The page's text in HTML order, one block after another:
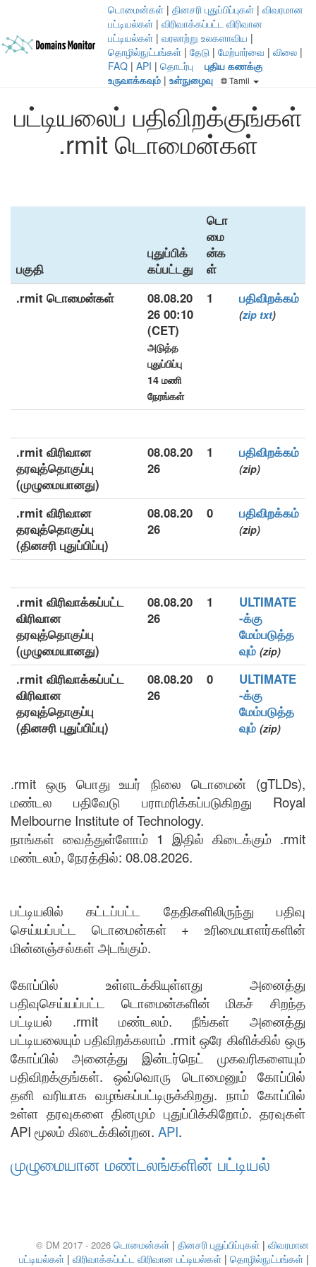
டொமைன்கள் | தினசரி புதுப்பிப்புகள் | விவரமான
பட்டியல்கள் | விரிவாக்கப்பட்ட விரிவான
பட்டியல்கள் | வரலாற்று உலகளாவிய |
தொழில்நுட்பங்கள் | தேடு | மேற்பார்வை | விலை |
FAQ | API | தொடர்பு
புதிய கணக்கு
உருவாக்கவும் | உள்நுழைவு Tamil
பட்டியலைப் பதிவிறக்குங்கள்
.rmit டொமைன்கள்
பகுதி
புதுப்பிக்
கப்பட்டது
டொ
மை
ன்க
ள்
.rmit டொமைன்கள்
08.08.20
26 00:10
(CET)
அடுத்த
புதுப்பிப்பு
14 மணி
நேரங்கள்
1 பதிவிறக்கம்
(zip txt)
.rmit விரிவான
தரவுத்தொகுப்பு
(முழுமையானது)
08.08.20
26
1 பதிவிறக்கம்
(zip)
.rmit விரிவான
தரவுத்தொகுப்பு
(தினசரி புதுப்பிப்பு)
08.08.20
26
0 பதிவிறக்கம்
(zip)
.rmit விரிவாக்கப்பட்ட
விரிவான
தரவுத்தொகுப்பு
(முழுமையானது)
08.08.20
26
1
ULTIMATE
-க்கு
மேம்படுத்த
வும் (zip)
.rmit விரிவாக்கப்பட்ட
விரிவான
தரவுத்தொகுப்பு
(தினசரி புதுப்பிப்பு)
08.08.20
26
0
ULTIMATE
-க்கு
மேம்படுத்த
வும் (zip)
.rmit ஒரு பொது உயர் நிலை டொமைன் (gTLDs),
மண்டல பதிவேடு பராமரிக்கப்படுகிறது Royal
Melbourne Institute of Technology.
நாங்கள் வைத்துள்ளோம் 1 இதில் கிடைக்கும் .rmit
மண்டலம், நேரத்தில்: 08.08.2026.
பட்டியலில் கட்டப்பட்ட தேதிகளிலிருந்து பதிவு
செய்யப்பட்ட டொமைன்கள் + உரிமையாளர்களின்
மின்னஞ்சல்கள் அடங்கும்.
கோப்பில் உள்ளடக்கியுள்ளது அனைத்து
பதிவுசெய்யப்பட்ட டொமைன்களின் மிகச் சிறந்த
பட்டியல் .rmit மண்டலம். நீங்கள் அனைத்து
பட்டியலையும் பதிவிறக்கலாம் .rmit ஒரே கிளிக்கில் ஒரு
கோப்பில் அனைத்து இன்டர்நெட் முகவரிகளையும்
பதிவிறக்குங்கள். ஒவ்வொரு டொமைனும் கோப்பில்
தனி வரியாக வழங்கப்பட்டிருக்கிறது. நாம் கோப்பில்
உள்ள தரவுகளை தினமும் புதுப்பிக்கிறோம். தரவுகள்
API மூலம் கிடைக்கின்றன. API.
முழுமையான மண்டலங்களின் பட்டியல்
© DM 2017 - 2026 டொமைன்கள் | தினசரி புதுப்பிப்புகள் | விவரமான
பட்டியல்கள் | விரிவாக்கப்பட்ட விரிவான பட்டியல்கள் | தொழில்நுட்பங்கள் |